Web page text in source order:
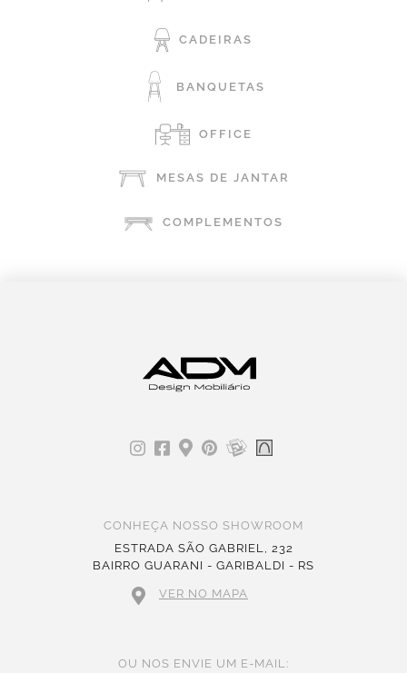
CADEIRAS
BANQUETAS
OFFICE
MESAS DE JANTAR
COMPLEMENTOS
CONHEÇA NOSSO SHOWROOM
ESTRADA SÃO GABRIEL, 232
BAIRRO GUARANI - GARIBALDI - RS
VER NO MAPA
OU NOS ENVIE UM E-MAIL: